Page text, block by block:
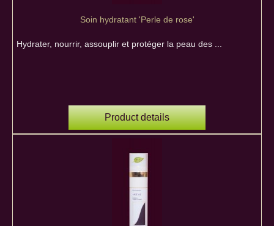
Soin hydratant 'Perle de rose'
Hydrater, nourrir, assouplir et protéger la peau des ...
Product details